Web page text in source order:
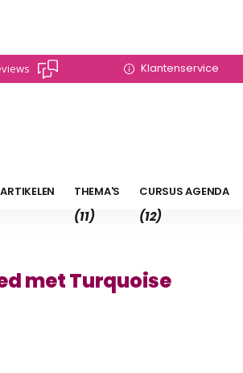
Klantenservice
THEMA'S
(11)
CURSUS AGENDA
(12)
met Turquoise